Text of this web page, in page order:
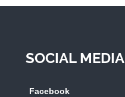
SOCIAL MEDIA
Facebook